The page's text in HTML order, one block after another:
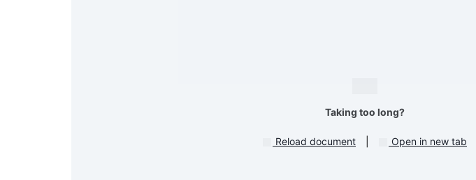
Taking too long?
Reload document Open in new tab